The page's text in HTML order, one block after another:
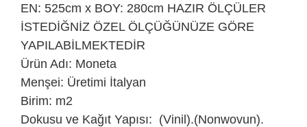
EN: 525cm x BOY: 280cm HAZIR ÖLÇÜLER
İSTEDİĞNİZ ÖZEL ÖLÇÜĞÜNÜZE GÖRE
YAPILABİLMEKTEDİR
Ürün Adı: Moneta
Menşei: Üretimi İtalyan
Birim: m2
Dokusu ve Kağıt Yapısı: (Vinil).(Nonwovun).